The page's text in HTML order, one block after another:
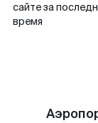
сайте за
время